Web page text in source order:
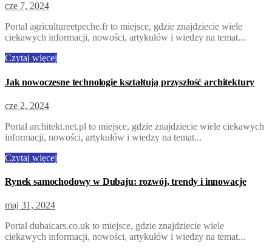
cze 7, 2024
Portal agricultureetpeche.fr to miejsce, gdzie znajdziecie wiele
ciekawych informacji, nowości, artykułów i wiedzy na temat...
Czytaj więcej
Jak nowoczesne technologie kształtują przyszłość architektury
cze 2, 2024
Portal architekt.net.pl to miejsce, gdzie znajdziecie wiele ciekawych
informacji, nowości, artykułów i wiedzy na temat...
Czytaj więcej
Rynek samochodowy w Dubaju: rozwój, trendy i innowacje
maj 31, 2024
Portal dubaicars.co.uk to miejsce, gdzie znajdziecie wiele
ciekawych informacji, nowości, artykułów i wiedzy na temat...